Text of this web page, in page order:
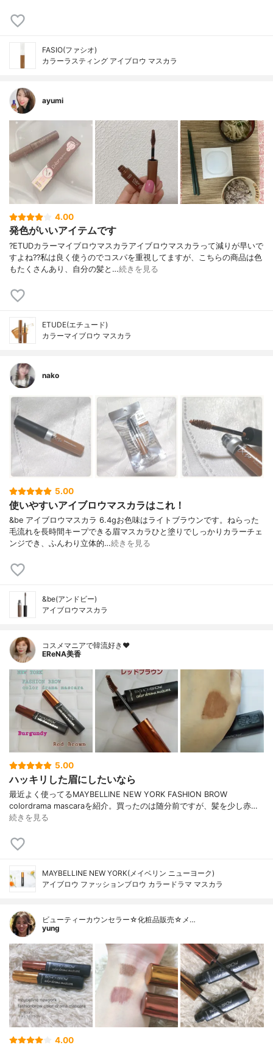
FASIO(ファシオ)
カラーラスティング アイブロウ マスカラ
ayumi
4.00
発色がいいアイテムです
?ETUDカラーマイブロウマスカラアイブロウマスカラって減りが早いで
すよね??私は良く使うのでコスパを重視してますが、こちらの商品は色
もたくさんあり、自分の髪と…続きを見る
ETUDE(エチュード)
カラーマイブロウ マスカラ
nako
5.00
使いやすいアイブロウマスカラはこれ！
&be アイブロウマスカラ 6.4gお色味はライトブラウンです。ねらった
毛流れを長時間キープできる眉マスカラひと塗りでしっかりカラーチェ
ンジでき、ふんわり立体的…続きを見る
&be(アンドビー)
アイブロウマスカラ
コスメマニアで韓流好き❤️
EReNA美香
5.00
ハッキリした眉にしたいなら
最近よく使ってるMAYBELLINE NEW YORK FASHION BROW
colordrama mascaraを紹介。買ったのは随分前ですが、髪を少し赤…
続きを見る
MAYBELLINE NEW YORK(メイベリン ニューヨーク)
アイブロウ ファッションブロウ カラードラマ マスカラ
ビューティーカウンセラー☆化粧品販売☆メ…
yung
4.00